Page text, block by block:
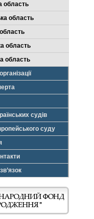
область
область
область
область
судів
суду